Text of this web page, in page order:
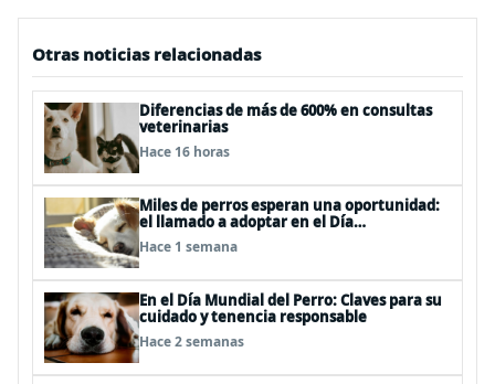
Otras noticias relacionadas
Diferencias de más de 600% en consultas
veterinarias
Hace 16 horas
Miles de perros esperan una oportunidad:
el llamado a adoptar en el Día
Internacional del Perro Callejero
Hace 1 semana
En el Día Mundial del Perro: Claves para su
cuidado y tenencia responsable
Hace 2 semanas